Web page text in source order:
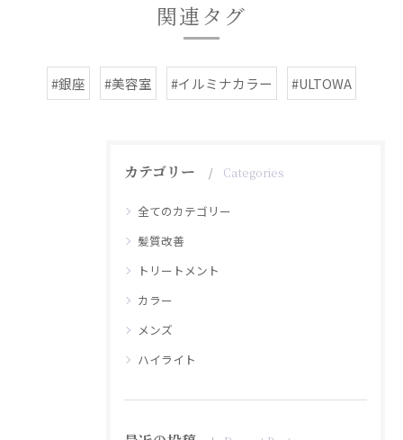
関連タグ
#銀座 #美容室 #イルミナカラー #ULTOWA
カテゴリー Categories
全てのカテゴリー
髪質改善
トリートメント
カラー
メンズ
ハイライト